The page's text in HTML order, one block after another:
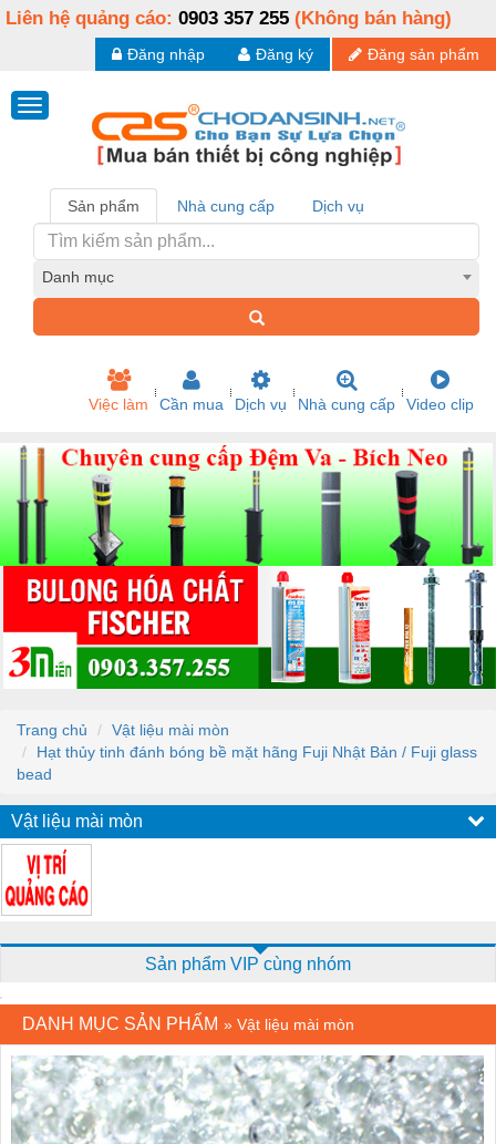
Liên hệ quảng cáo: 0903 357 255 (Không bán hàng)
Đăng sản phẩm
Đăng ký
Đăng nhập
Sản phẩm Nhà cung cấp Dịch vụ
Danh mục
Việc làm Cần mua Dịch vụ Nhà cung cấp Video clip
Trang chủ
Vật liệu mài mòn
Hạt thủy tinh đánh bóng bề mặt hãng Fuji Nhật Bản / Fuji glass
bead
Vật liệu mài mòn
Sản phẩm VIP cùng nhóm
DANH MỤC SẢN PHẨM » Vật liệu mài mòn